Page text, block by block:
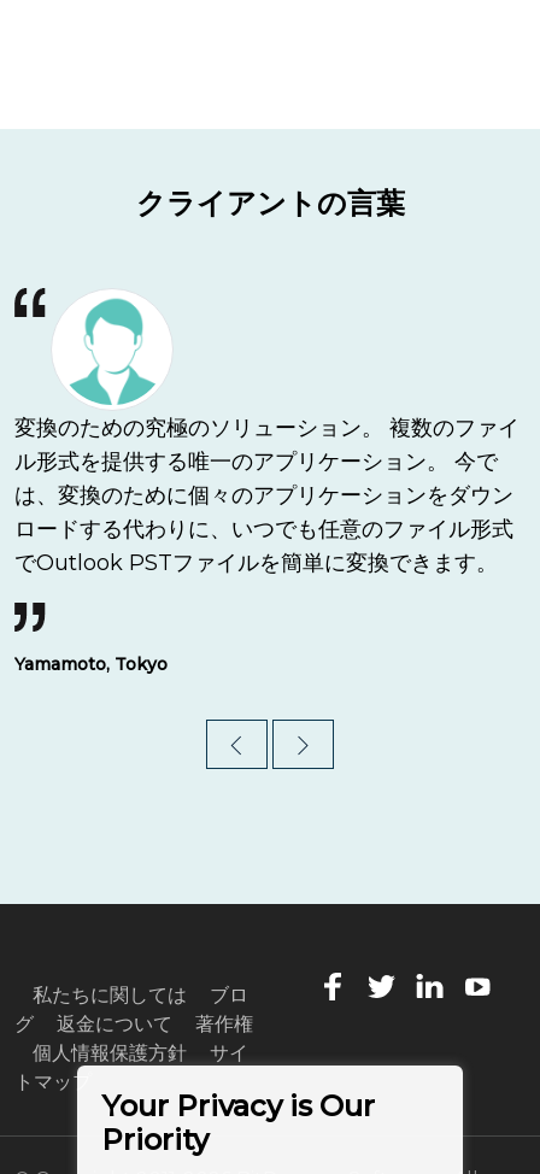
クライアントの言葉
変換のための究極のソリューション。 複数のファイ
ル形式を提供する唯一のアプリケーション。 今で
は、変換のために個々のアプリケーションをダウン
ロードする代わりに、いつでも任意のファイル形式
でOutlook PSTファイルを簡単に変換できます。
Yamamoto, Tokyo
私たちに関しては
ブロ
グ
返金について
著作権
個人情報保護方針
サイ
トマップ
Your Privacy is Our
Priority